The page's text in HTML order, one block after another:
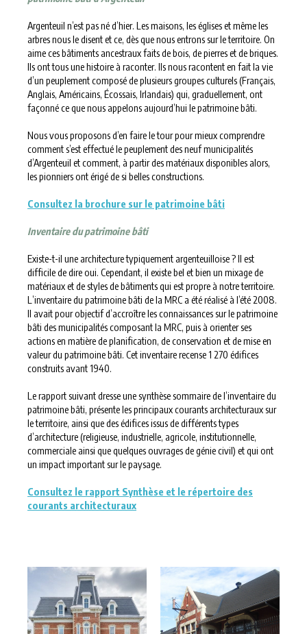
Argenteuil n’est pas né d’hier. Les maisons, les églises et même les
arbres nous le disent et ce, dès que nous entrons sur le territoire. On
aime ces bâtiments ancestraux faits de bois, de pierres et de briques.
Ils ont tous une histoire à raconter. Ils nous racontent en fait la vie
d’un peuplement composé de plusieurs groupes culturels (Français,
Anglais, Américains, Écossais, Irlandais) qui, graduellement, ont
façonné ce que nous appelons aujourd’hui le patrimoine bâti.
Nous vous proposons d’en faire le tour pour mieux comprendre
comment s’est effectué le peuplement des neuf municipalités
d’Argenteuil et comment, à partir des matériaux disponibles alors,
les pionniers ont érigé de si belles constructions.
Consultez la brochure sur le patrimoine bâti
Inventaire du patrimoine bâti
Existe-t-il une architecture typiquement argenteuilloise ? Il est
difficile de dire oui. Cependant, il existe bel et bien un mixage de
matériaux et de styles de bâtiments qui est propre à notre territoire.
L’inventaire du patrimoine bâti de la MRC a été réalisé à l’été 2008.
Il avait pour objectif d’accroître les connaissances sur le patrimoine
bâti des municipalités composant la MRC, puis à orienter ses
actions en matière de planification, de conservation et de mise en
valeur du patrimoine bâti. Cet inventaire recense 1 270 édifices
construits avant 1940.
Le rapport suivant dresse une synthèse sommaire de l’inventaire du
patrimoine bâti, présente les principaux courants architecturaux sur
le territoire, ainsi que des édifices issus de différents types
d’architecture (religieuse, industrielle, agricole, institutionnelle,
commerciale ainsi que quelques ouvrages de génie civil) et qui ont
un impact important sur le paysage.
Consultez le rapport Synthèse et le répertoire des
courants architecturaux